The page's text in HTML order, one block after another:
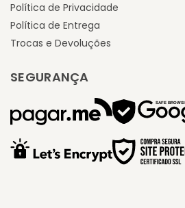
Política de Privacidade
Política de Entrega
Trocas e Devoluções
SEGURANÇA